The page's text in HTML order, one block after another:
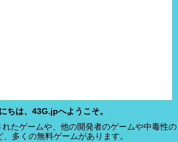
ちは、43G.jpへようこそ。
たゲームや、他の開発者のゲームや中毒性の
、多くの無料ゲームがあります。